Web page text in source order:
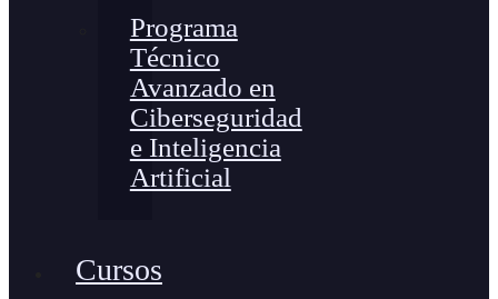
Programa
Técnico
Avanzado en
Ciberseguridad
e Inteligencia
Artificial
Cursos